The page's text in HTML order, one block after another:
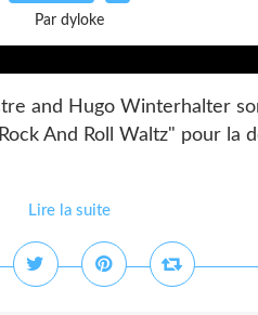
Par dyloke
and Hugo Winterhalter
And Roll Waltz" pour la
Lire la suite